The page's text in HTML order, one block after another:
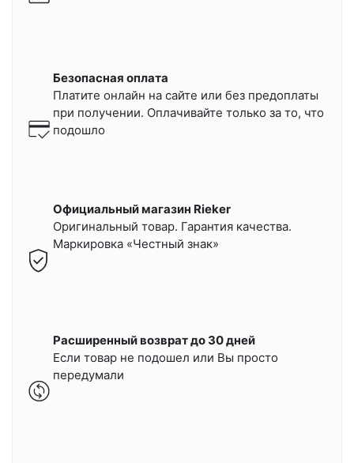
Безопасная оплата
Платите онлайн на сайте или без предоплаты
при получении. Оплачивайте только за то, что
подошло
Официальный магазин Rieker
Оригинальный товар. Гарантия качества.
Маркировка «Честный знак»
Расширенный возврат до 30 дней
Если товар не подошел или Вы просто
передумали